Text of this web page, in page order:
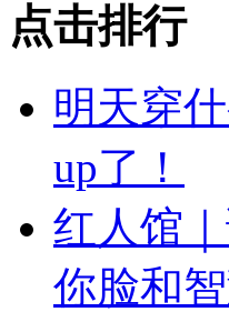
点击排行
明天穿
up了！
红人馆
你脸和